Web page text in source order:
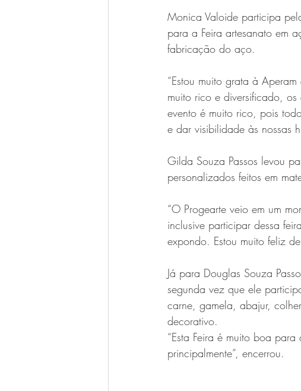
Monica Valoide participa
para a Feira artesanato em
fabricação do aço.
“Estou muito grata à
muito rico e diversificado,
evento é muito rico, pois
e dar visibilidade às nossas
Gilda Souza Passos levou
personalizados feitos em
“O Progearte veio em um
inclusive participar dessa
expondo. Estou muito feliz
Já para Douglas Souza
segunda vez que ele
carne, gamela, abajur,
decorativo.
“Esta Feira é muito boa
principalmente”, encerrou.